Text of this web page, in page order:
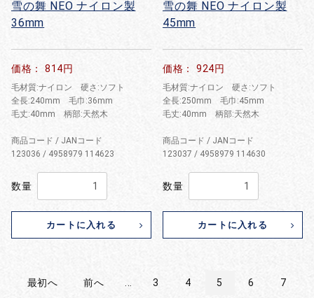
雪の舞 NEO ナイロン製
36mm
価格： 814円
毛材質:ナイロン 硬さ:ソフト
全長:240mm 毛巾:36mm
毛丈:40mm 柄部:天然木
商品コード / JANコード
123036 / 4958979 114623
数量
カートに入れる
雪の舞 NEO ナイロン製
45mm
価格： 924円
毛材質:ナイロン 硬さ:ソフト
全長:250mm 毛巾:45mm
毛丈:40mm 柄部:天然木
商品コード / JANコード
123037 / 4958979 114630
数量
カートに入れる
最初へ 前へ ... 3 4 5 6 7